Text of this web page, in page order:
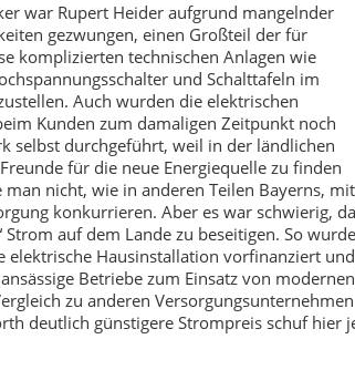
war Rupert Heider aufgrund mangelnder
gezwungen, einen Großteil der für
komplizierten technischen Anlagen wie
und Schalttafeln im
Auch wurden die elektrischen
Kunden zum damaligen Zeitpunkt noch
selbst durchgeführt, weil in der ländlichen
für die neue Energiequelle zu finden
man nicht, wie in anderen Teilen Bayerns,
konkurrieren. Aber es war schwierig,
Strom auf dem Lande zu beseitigen. So
elektrische Hausinstallation vorfinanziert
Betriebe zum Einsatz von
zu anderen
deutlich günstigere Strompreis schuf hier